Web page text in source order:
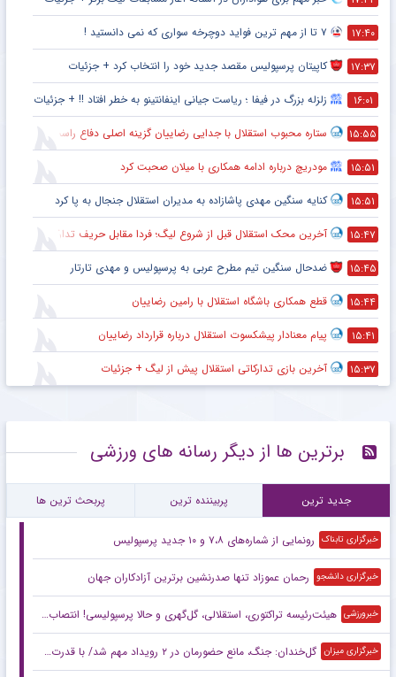
۱۷:۴۰ ۷ تا از مهم ترین فواید دوچرخه سواری که نمی دانستید !
۱۷:۳۷ کاپیتان پرسپولیس مقصد جدید خود را انتخاب کرد + جزئیات
۱۶:۰۱ زلزله بزرگ در فیفا ؛ ریاست جیانی اینفانتینو به خطر افتاد !! + جزئیات
۱۵:۵۵ ستاره محبوب استقلال با جدایی رضاییان گزینه اصلی دفاع راست این تیم
۱۵:۵۱ مودریچ درباره ادامه همکاری با میلان صحبت کرد
۱۵:۵۱ کنایه سنگین مهدی پاشازاده به مدیران استقلال جنجال به پا کرد
۱۵:۴۷ آخرین محک استقلال قبل از شروع لیگ؛ فردا مقابل حریف تدارکاتی
۱۵:۴۵ ضدحال سنگین تیم مطرح عربی به پرسپولیس و مهدی تارتار
۱۵:۴۴ قطع همکاری باشگاه استقلال با رامین رضاییان
۱۵:۴۱ پیام معنادار پیشکسوت استقلال درباره قرارداد رضاییان
۱۵:۳۷ آخرین بازی تدارکاتی استقلال پیش از لیگ + جزئیات
برترین ها از دیگر رسانه های ورزشی
جدید ترین پربیننده ترین پربحث ترین ها
خبرگزاری تابناک رونمایی از شماره‌های ۷،۸ و ۱۰ جدید پرسپولیس
خبرگزاری دانشجو رحمان عموزاد تنها صدرنشین برترین آزادکاران جهان
خبرورزشی هیئت‌رئیسه تراکتوری، استقلالی، گل‌گهری و حالا پرسپولیسی! انتصاب‌های عجیب در باشگاه‌های خاص؛ فدراسیون حتما جوابگو باشد
خبرگزاری میزان گل‌خندان: جنگ، مانع حضورمان در ۲ رویداد مهم شد/ با قدرت برای بازی‌های آسیایی و سهمیه المپیک می‌جنگیم